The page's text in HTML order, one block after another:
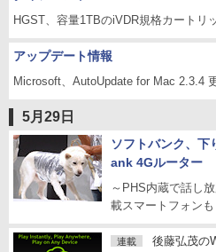
HGST、容量1TBのiVDR規格カートリ
アップデート情報
Microsoft、AutoUpdate for Mac 2.3.4
5月29日
ソフトバンク、
ank 4Gルーター
～PHS内蔵で話し
載スマートフォンも
連載 後藤弘茂の